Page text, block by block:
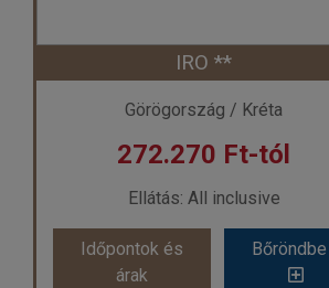
már 256.770 Ft-tól
Időpontok és
árak
Bőröndbe
IRO **
Görögország / Kréta
272.270 Ft-tól
Ellátás: All inclusive
Időpontok és
árak
Bőröndbe